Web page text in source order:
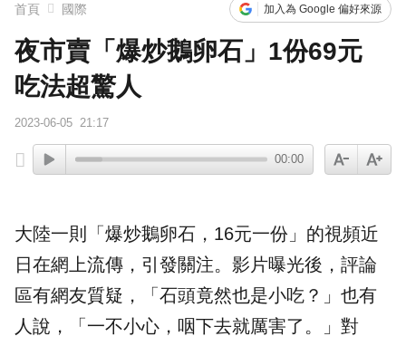
首頁 國際 加入為 Google 偏好來源
夜市賣「爆炒鵝卵石」1份69元
吃法超驚人
2023-06-05 21:17
00:00
大陸一則「爆炒鵝卵石 ，16元一份」的視頻近
日在網上流傳，引發關注。影片曝光後，評論
區有網友質疑，「石頭竟然也是小吃？」也有
人說，「一不小心，咽下去就厲害了。」對